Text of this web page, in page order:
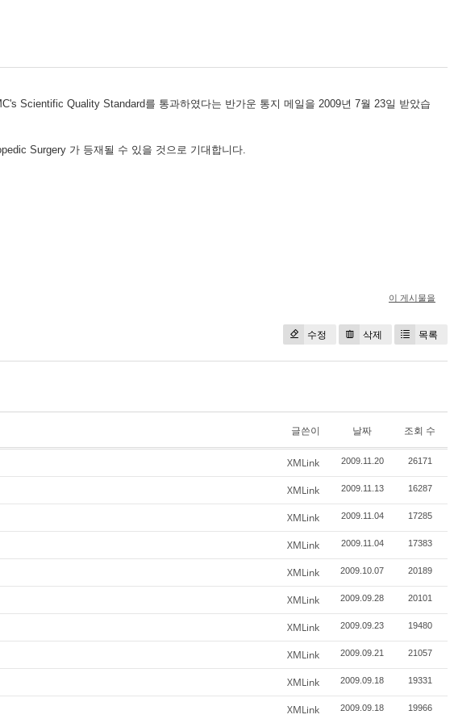
Scientific Quality Standard를 통과하였다는 반가운 통지 메일을 2009년 7월 23일 받았습
Surgery 가 등재될 수 있을 것으로 기대합니다.
이 게시물을
수정 삭제 목록
글쓴이 날짜 조회 수
XMLink 2009.11.20 26171
XMLink 2009.11.13 16287
XMLink 2009.11.04 17285
XMLink 2009.11.04 17383
XMLink 2009.10.07 20189
XMLink 2009.09.28 20101
XMLink 2009.09.23 19480
XMLink 2009.09.21 21057
XMLink 2009.09.18 19331
XMLink 2009.09.18 19966